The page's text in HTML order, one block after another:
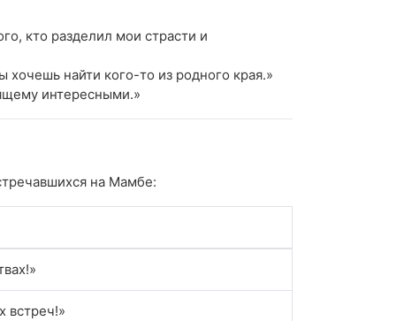
кто разделил мои страсти и
найти кого-то из родного края.»
интересными.»
на Мамбе:
встреч!»